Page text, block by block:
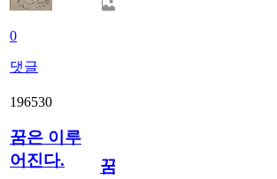
0
댓글
196530
꿈은 이루
어진다.
꿈